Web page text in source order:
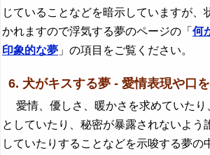
じていることなどを暗示していますが、
かれますので浮気する夢のページの「 何
印象的な夢 」の項目をご覧ください。
6. 犬がキスする夢 - 愛情表現や口
愛情、優しさ、暖かさを求めていたり
としていたり、秘密が暴露されないよう
していたりすることなどを示唆する夢の